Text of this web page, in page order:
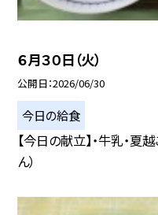
６月３０日（火）
公開日 2026/06/30
今日の給食
【今日の献立】・牛乳・夏
ん）